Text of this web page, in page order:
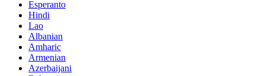
Esperanto
Hindi
Lao
Albanian
Amharic
Armenian
Azerbaijani